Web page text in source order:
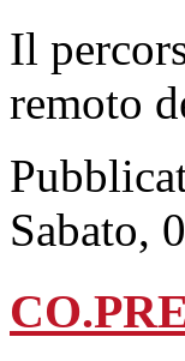
Il
remoto
Sabato,